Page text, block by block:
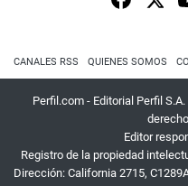
CANALES RSS QUIENES SOMOS
Perfil.com - Editorial Perfil S.A.
Editor
Registro de la propiedad
Dirección: California 2715,